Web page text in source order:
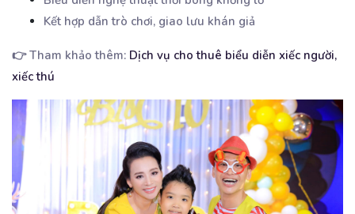
Kết hợp dẫn trò chơi, giao lưu khán giả
👉 Tham khảo thêm: Dịch vụ cho thuê biểu diễn xiếc người,
xiếc thú